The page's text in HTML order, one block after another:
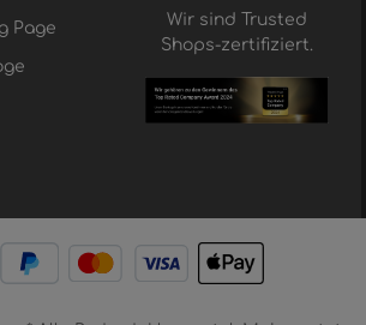
Page
Wir sind Trusted
Shops-zertifiziert.